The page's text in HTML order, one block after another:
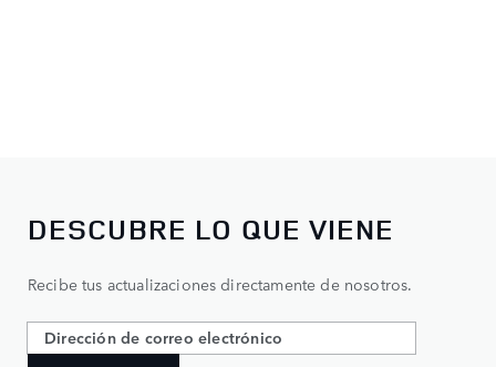
DESCUBRE LO QUE VIENE
Recibe tus actualizaciones directamente de nosotros.